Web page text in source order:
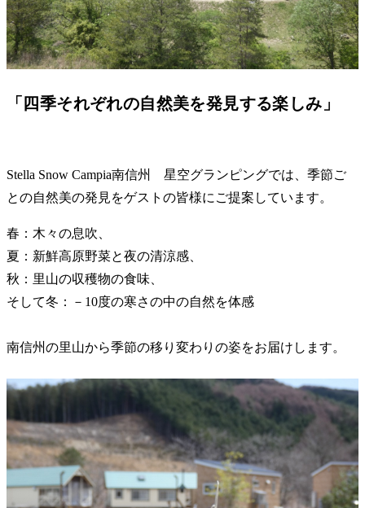
「四季それぞれの自然美を発見する楽しみ」
Stella Snow Campia南信州 星空グランピングでは、季節ご
との自然美の発見をゲストの皆様にご提案しています。
春：木々の息吹、
夏：新鮮高原野菜と夜の清涼感、
秋：里山の収穫物の食味、
そして冬：－10度の寒さの中の自然を体感
南信州の里山から季節の移り変わりの姿をお届けします。